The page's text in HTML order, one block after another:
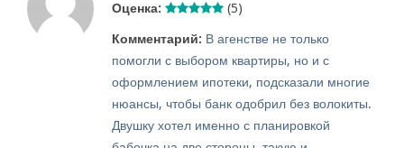
Оценка: (5)
Комментарий: В агенстве не только
помогли с выбором квартиры, но и с
оформлением ипотеки, подсказали многие
нюансы, чтобы банк одобрил без волокиты.
Двушку хотел именно с планировкой